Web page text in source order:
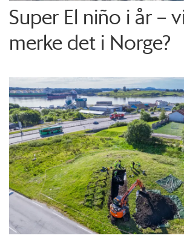
Super El niño i år –
merke det i Norge?